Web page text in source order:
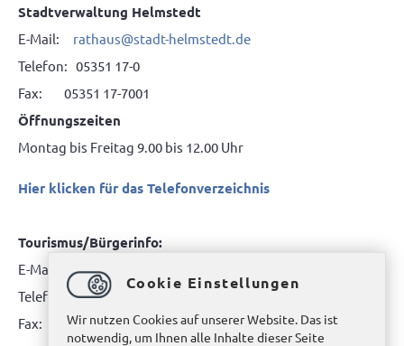
Stadtverwaltung Helmstedt
E-Mail: rathaus@stadt-helmstedt.de
Telefon: 05351 17-0
Fax: 05351 17-7001
Öffnungszeiten
Montag bis Freitag 9.00 bis 12.00 Uhr
Hier klicken für das Telefonverzeichnis
Tourismus/Bürgerinfo:
E-Mail: tourismus@stadt-helmstedt.de
Telefon: 05351 171717
Fax: 05351 171718
Cookie Einstellungen
Wir nutzen Cookies auf unserer Website. Das ist
notwendig, um Ihnen alle Inhalte dieser Seite